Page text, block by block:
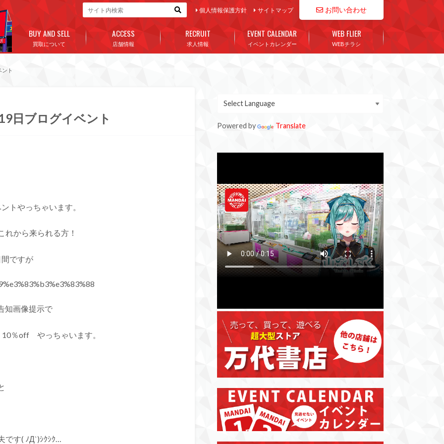
お問い合わせ
個人情報保護方針 サイトマップ
買取について
BUY AND SELL
店舗情報
ACCESS
求人情報
RECRUIT
イベントカレンダー
EVENT CALENDAR
WEBチラシ
WEB FLIER
ント
日ブログイベント
トやっちゃいます。
から来られる方！
ですが
知画像提示で
％off やっちゃいます。
です( ﾉД`)ｼｸｼｸ…
Powered by Translate